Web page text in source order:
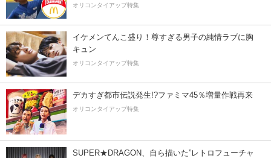
オリコンタイアップ特集
イケメンてんこ盛り！尊すぎる男子の純情ラブに胸
キュン
オリコンタイアップ特集
デカすぎ都市伝説発生!?ファミマ45％増量作戦再来
オリコンタイアップ特集
SUPER★DRAGON、自ら描いた”レトロフューチャ